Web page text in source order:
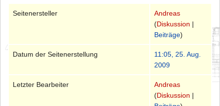
Seitenersteller
Andreas
(Diskussion |
Beiträge)
Datum der Seitenerstellung
11:05, 25. Aug.
2009
Letzter Bearbeiter
Andreas
(Diskussion |